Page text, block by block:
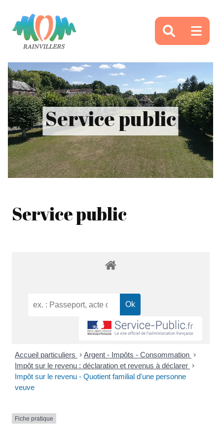
Service public
Service public
Accueil particuliers > Argent - Impôts - Consommation >
Impôt sur le revenu : déclaration et revenus à déclarer >
Impôt sur le revenu - Quotient familial d'une personne
veuve
Fiche pratique